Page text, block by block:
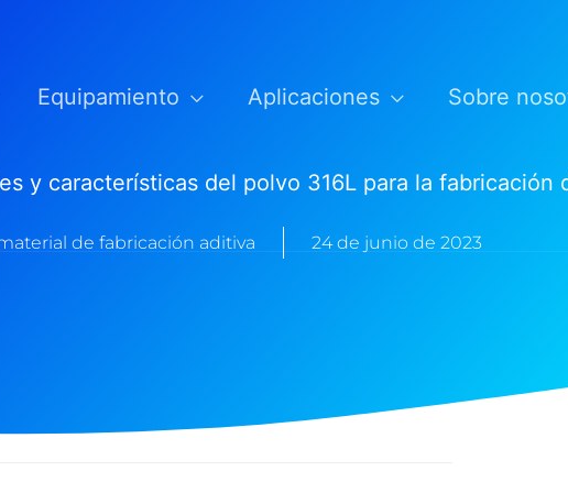
Equipamiento Aplicaciones Sobre
y características del polvo 316L para la fabricación
de fabricación aditiva 24 de junio de 2023